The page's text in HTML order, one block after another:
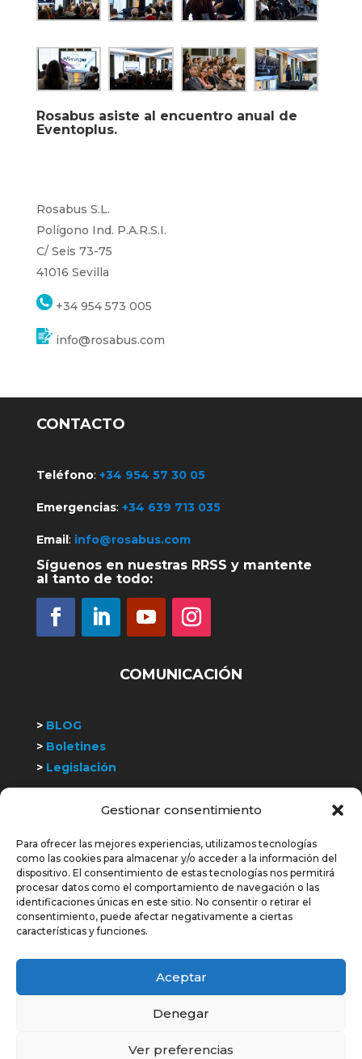
Gestionar consentimiento
Para ofrecer las mejores experiencias, utilizamos tecnologías
como las cookies para almacenar y/o acceder a la información del
dispositivo. El consentimiento de estas tecnologías nos permitirá
procesar datos como el comportamiento de navegación o las
identificaciones únicas en este sitio. No consentir o retirar el
consentimiento, puede afectar negativamente a ciertas
características y funciones.
Aceptar
Denegar
Ver preferencias
Rosabus asiste al encuentro anual de
Eventoplus.
Rosabus S.L.
Polígono Ind. P.A.R.S.I.
C/ Seis 73-75
41016 Sevilla
+34 954 573 005
info@rosabus.com
CONTACTO
Teléfono: +34 954 57 30 05
Emergencias: +34 639 713 035
Email: info@rosabus.com
Síguenos en nuestras RRSS y mantente
al tanto de todo:
COMUNICACIÓN
>BLOG
>Boletines
>Legislación
Trabaja con nosotros
COLABORAMOS Y SOMOS MIEMBROS DE: